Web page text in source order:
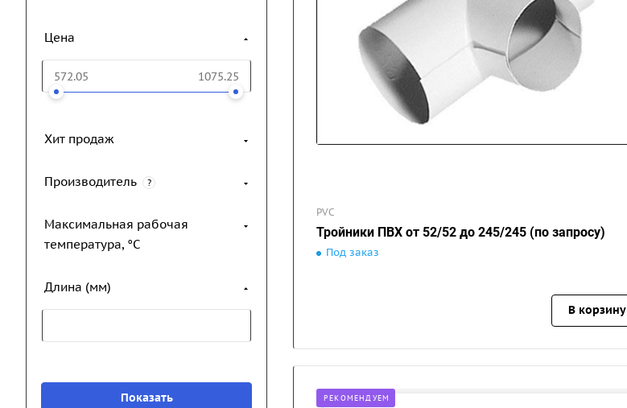
PVC
Тройники ПВХ от 52/52 до 245/245 (по запросу)
Под заказ
В корзину
РЕКОМЕНДУЕМ
Цена
Хит продаж
Производитель ?
Максимальная рабочая
температура, °С
Длина (мм)